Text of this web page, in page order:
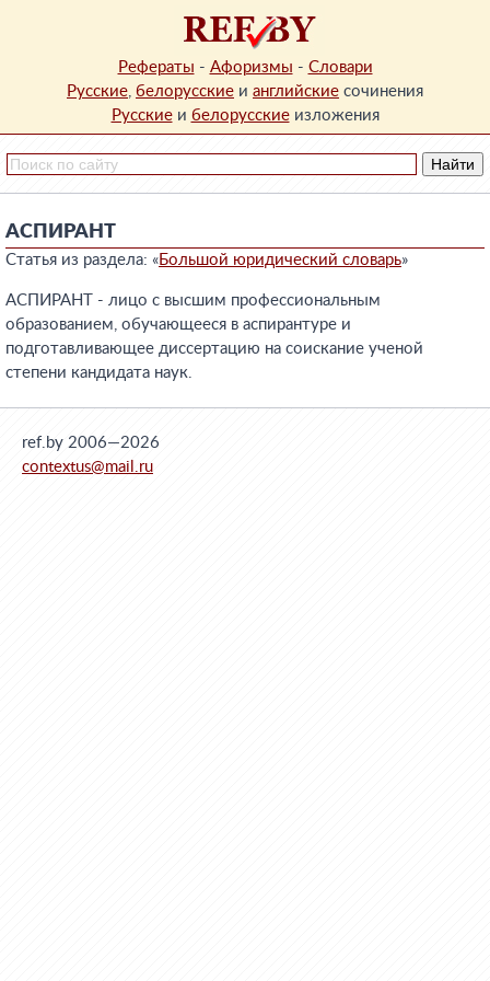
Рефераты - Афоризмы - Словари
Русские, белорусские и английские сочинения
Русскиеи белорусскиеизложения
АСПИРАНТ
Статья из раздела: «Большой юридический словарь»
АСПИРАНТ - лицо с высшим профессиональным
образованием, обучающееся в аспирантуре и
подготавливающее диссертацию на соискание ученой
степени кандидата наук.
ref.by 2006—2026
contextus@mail.ru